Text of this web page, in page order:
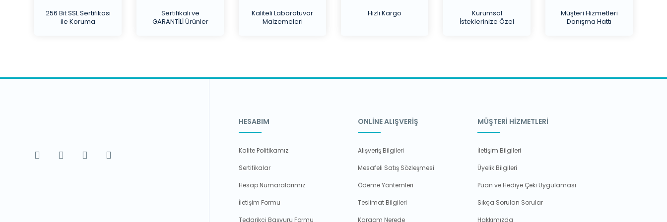
256 Bit SSL Sertifikası
ile Koruma
Sertifikalı ve
GARANTİLİ Ürünler
Kaliteli Laboratuvar
Malzemeleri
Hızlı Kargo
Kurumsal
İsteklerinize Özel
Müşteri Hizmetleri
Danışma Hattı
HESABIM
Kalite Politikamız
Sertifikalar
Hesap Numaralarımız
İletişim Formu
Tedarikçi Başvuru Formu
ONLİNE ALIŞVERİŞ
Alışveriş Bilgileri
Mesafeli Satış Sözleşmesi
Ödeme Yöntemleri
Teslimat Bilgileri
Kargom Nerede
MÜŞTERİ HİZMETLERİ
İletişim Bilgileri
Üyelik Bilgileri
Puan ve Hediye Çeki Uygulaması
Sıkça Sorulan Sorular
Hakkımızda